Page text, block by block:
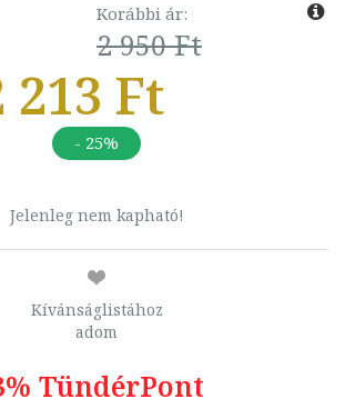
Korábbi ár:
2 950 Ft
213 Ft
- 25%
Jelenleg nem kapható!
Kívánságlistához
adom
TündérPont